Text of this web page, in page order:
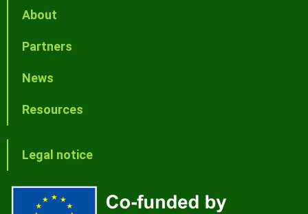
About
Partners
News
Resources
Legal notice